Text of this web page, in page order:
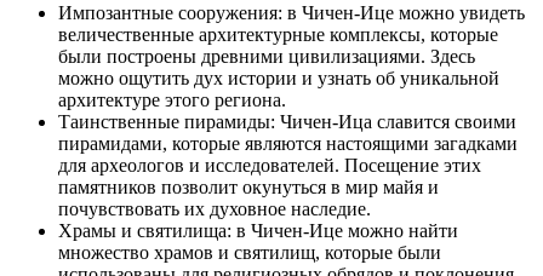
Импозантные сооружения: в Чичен-Ице можно увидеть
величественные архитектурные комплексы, которые
были построены древними цивилизациями. Здесь
можно ощутить дух истории и узнать об уникальной
архитектуре этого региона.
Таинственные пирамиды: Чичен-Ица славится своими
пирамидами, которые являются настоящими загадками
для археологов и исследователей. Посещение этих
памятников позволит окунуться в мир майя и
почувствовать их духовное наследие.
Храмы и святилища: в Чичен-Ице можно найти
множество храмов и святилищ, которые были